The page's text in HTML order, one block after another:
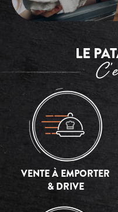
LE
VENTE À EMPORTER
& DRIVE